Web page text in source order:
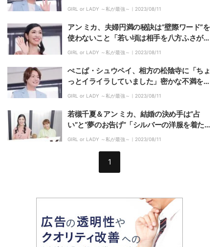
GIRL or LADY ～私が最強～｜ 2023/08/11
アン ミカ、夫婦円満の秘訣は“壁際ワード”を
使わないこと「若い頃は相手を八方ふさがり
にして追い詰めて、怖いって逃げられまし
GIRL or LADY ～私が最強～｜ 2023/08/11
ぺこぱ・シュウペイ、相方の松陰寺に「ちょ
っとイライラしていました」密かな不満を明
かす
GIRL or LADY ～私が最強～｜ 2023/08/11
若槻千夏＆アン ミカ、結婚の決め手は“占
い”と“夢のお告げ”「シルバーの洋服を着た宇
宙人みたいな男の人が出てきて、世界中の国
GIRL or LADY ～私が最強～｜ 2023/08/11
1